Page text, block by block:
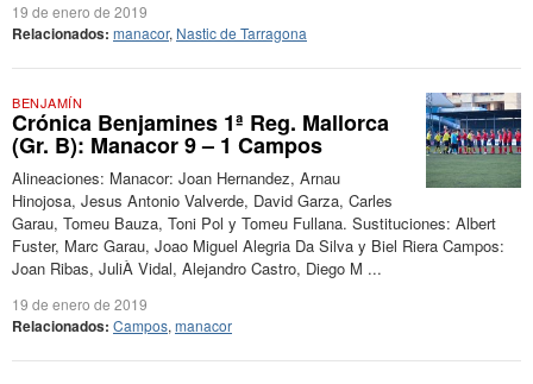
19 de enero de 2019
Relacionados: manacor, Nastic de Tarragona
BENJAMÍN
Crónica Benjamines 1ª Reg. Mallorca
(Gr. B): Manacor 9 – 1 Campos
Alineaciones: Manacor: Joan Hernandez, Arnau
Hinojosa, Jesus Antonio Valverde, David Garza, Carles
Garau, Tomeu Bauza, Toni Pol y Tomeu Fullana. Sustituciones: Albert
Fuster, Marc Garau, Joao Miguel Alegria Da Silva y Biel Riera Campos:
Joan Ribas, JuliÀ Vidal, Alejandro Castro, Diego M ...
19 de enero de 2019
Relacionados: Campos, manacor